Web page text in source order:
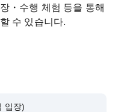
・수행 체험 등을 통해
수 있습니다.
입장)